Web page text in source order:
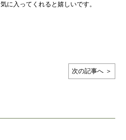
に入ってくれると嬉しいです。
次の記事へ ＞